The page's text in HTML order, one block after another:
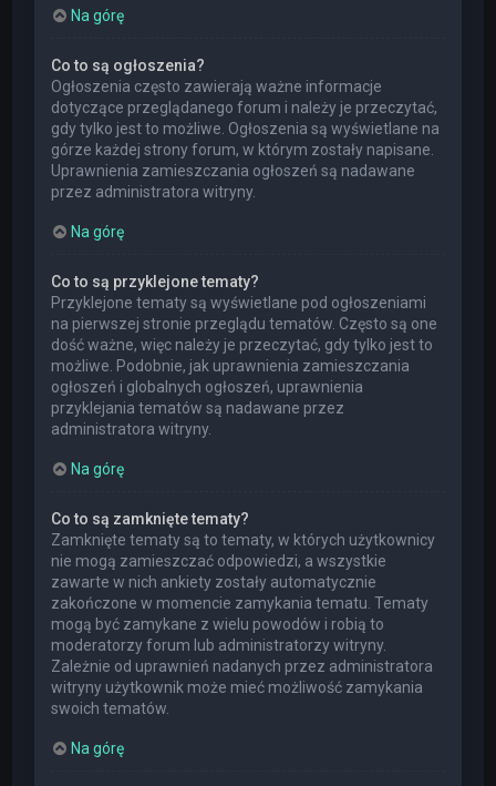
Na górę
Co to są ogłoszenia?
Ogłoszenia często zawierają ważne informacje
dotyczące przeglądanego forum i należy je przeczytać,
gdy tylko jest to możliwe. Ogłoszenia są wyświetlane na
górze każdej strony forum, w którym zostały napisane.
Uprawnienia zamieszczania ogłoszeń są nadawane
przez administratora witryny.
Na górę
Co to są przyklejone tematy?
Przyklejone tematy są wyświetlane pod ogłoszeniami
na pierwszej stronie przeglądu tematów. Często są one
dość ważne, więc należy je przeczytać, gdy tylko jest to
możliwe. Podobnie, jak uprawnienia zamieszczania
ogłoszeń i globalnych ogłoszeń, uprawnienia
przyklejania tematów są nadawane przez
administratora witryny.
Na górę
Co to są zamknięte tematy?
Zamknięte tematy są to tematy, w których użytkownicy
nie mogą zamieszczać odpowiedzi, a wszystkie
zawarte w nich ankiety zostały automatycznie
zakończone w momencie zamykania tematu. Tematy
mogą być zamykane z wielu powodów i robią to
moderatorzy forum lub administratorzy witryny.
Zależnie od uprawnień nadanych przez administratora
witryny użytkownik może mieć możliwość zamykania
swoich tematów.
Na górę